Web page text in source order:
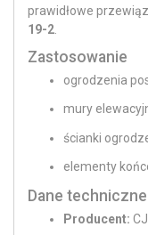
prawidłowe
19-2
Zastosowanie
ogrodzenia
mury
ścianki
elementy
Dane techniczne
Producent: